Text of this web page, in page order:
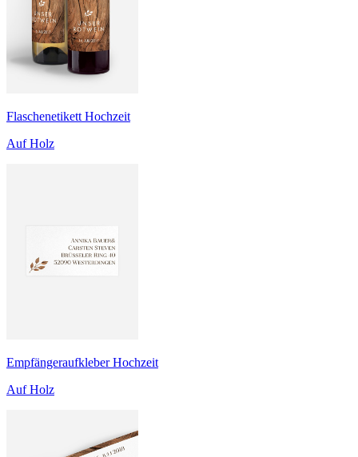
Flaschenetikett Hochzeit
Auf Holz
Empfängeraufkleber Hochzeit
Auf Holz